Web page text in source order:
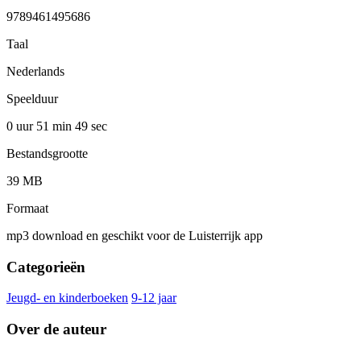
9789461495686
Taal
Nederlands
Speelduur
0 uur 51 min 49 sec
Bestandsgrootte
39 MB
Formaat
mp3 download en geschikt voor de Luisterrijk app
Categorieën
Jeugd- en kinderboeken 9-12 jaar
Over de auteur